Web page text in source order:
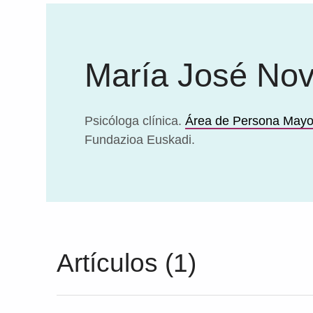
María José
Psicóloga clínica. Área de Persona
Fundazioa Euskadi.
Artículos (1)